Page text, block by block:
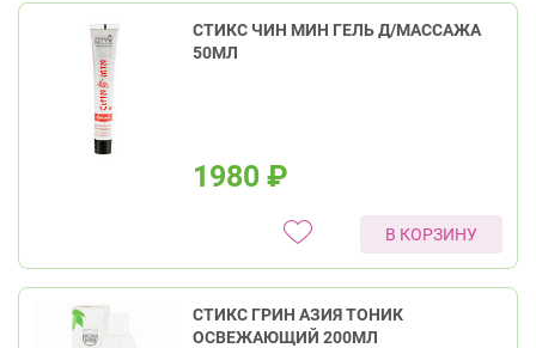
СТИКС ЧИН МИН ГЕЛЬ Д/МАССАЖА
50МЛ
1980 ₽
В КОРЗИНУ
СТИКС ГРИН АЗИЯ ТОНИК
ОСВЕЖАЮЩИЙ 200МЛ